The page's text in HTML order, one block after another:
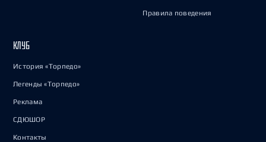
Правила поведения
КЛУБ
История «Торпедо»
Легенды «Торпедо»
Реклама
СДЮШОР
Контакты